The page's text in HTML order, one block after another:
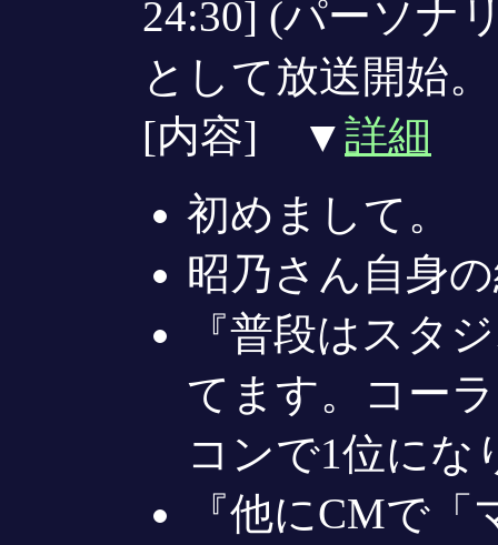
24:30] (パーソナ
として放送開始。
[内容] ▼詳細
初めまして。
昭乃さん自身
『普段はスタ
てます。コー
コンで1位にな
『他にCMで